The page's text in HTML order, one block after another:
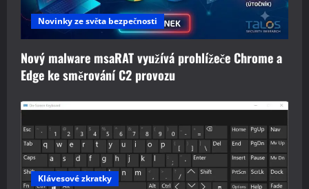
Novinky ze světa bezpečnosti
Nový malware msaRAT využívá prohlížeče Chrome a
Edge ke směrování C2 provozu
Klávesové zkratky